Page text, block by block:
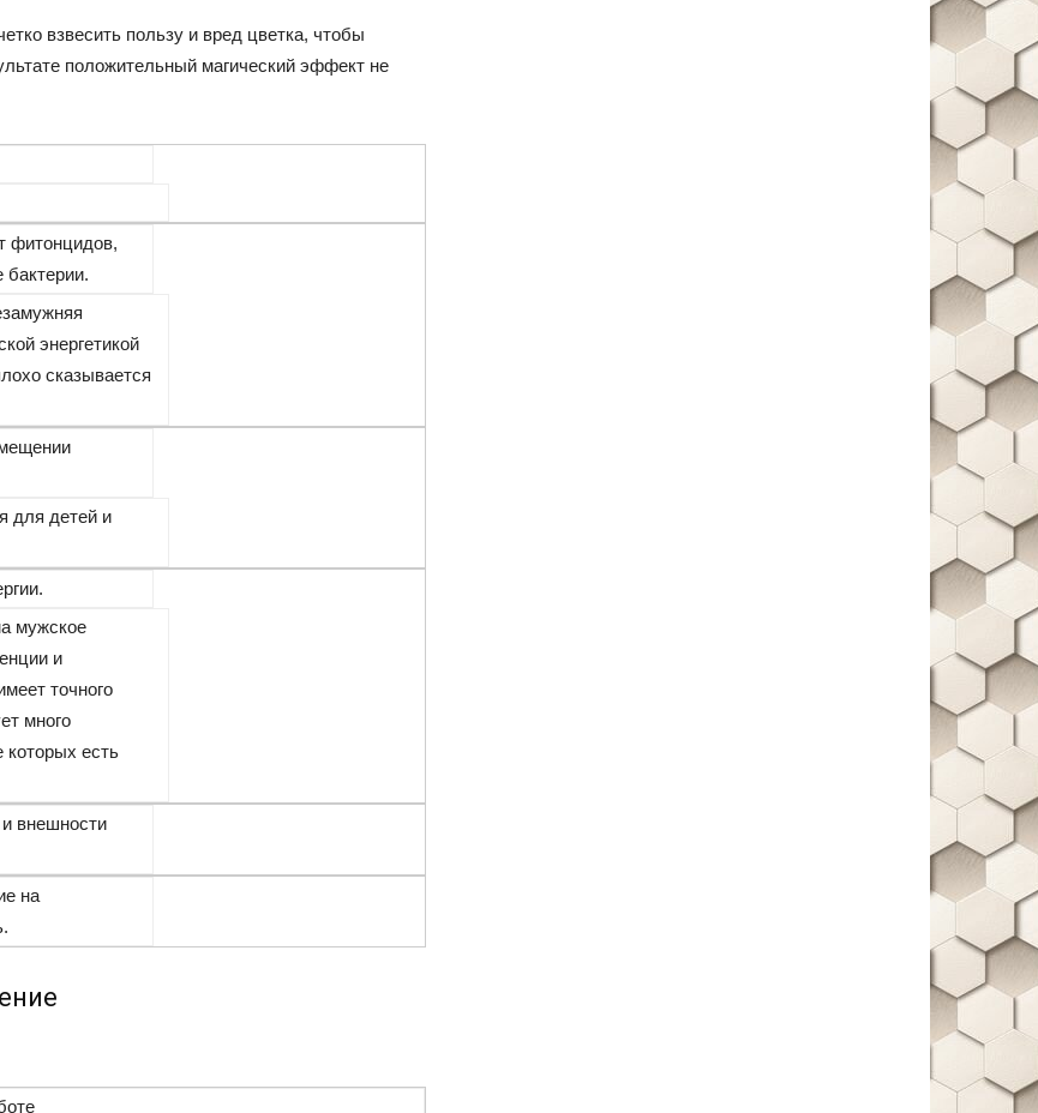
взвесить пользу и вред цветка, чтобы
положительный магический эффект не
фитонцидов,
энергетикой
сказывается
для детей и
мужское
и
точного
много
есть
внешности
на